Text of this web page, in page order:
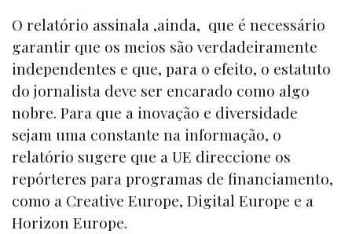
O relatório assinala ,ainda, que é necessário
garantir que os meios são verdadeiramente
independentes e que, para o efeito, o estatuto
do jornalista deve ser encarado como algo
nobre. Para que a inovação e diversidade
sejam uma constante na informação, o
relatório sugere que a UE direccione os
repórteres para programas de financiamento,
como a Creative Europe, Digital Europe e a
Horizon Europe.